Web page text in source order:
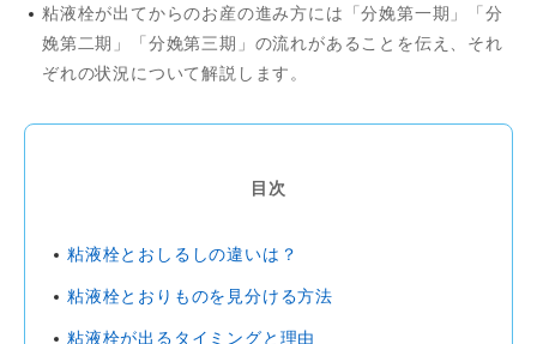
粘液栓が出てからのお産の進み方には「分娩第一期」「分
娩第二期」「分娩第三期」の流れがあることを伝え、それ
ぞれの状況について解説します。
目次
粘液栓とおしるしの違いは？
粘液栓とおりものを見分ける方法
粘液栓が出るタイミングと理由